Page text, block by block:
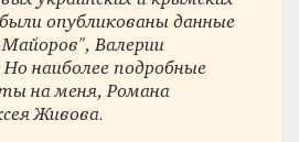
опубликованы данные
Валерии
наиболее подробные
на меня, Романа
Живова.